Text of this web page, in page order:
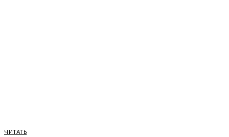
ЧИТАТЬ